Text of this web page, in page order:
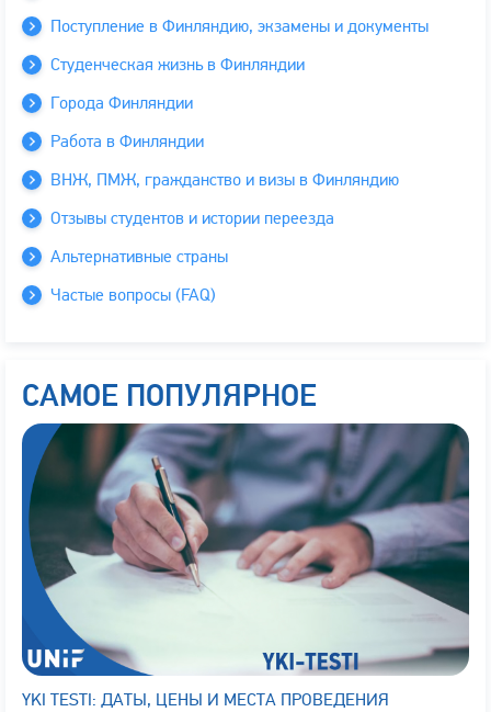
Поступление в Финляндию, экзамены и документы
Студенческая жизнь в Финляндии
Города Финляндии
Работа в Финляндии
ВНЖ, ПМЖ, гражданство и визы в Финляндию
Отзывы студентов и истории переезда
Альтернативные страны
Частые вопросы (FAQ)
САМОЕ ПОПУЛЯРНОЕ
YKI TESTI: ДАТЫ, ЦЕНЫ И МЕСТА ПРОВЕДЕНИЯ